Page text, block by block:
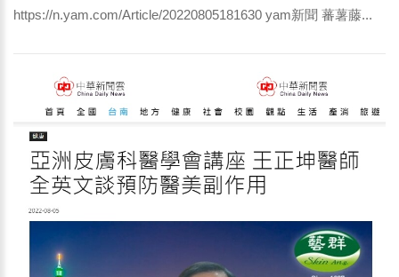
https://n.yam.com/Article/20220805181630 yam新聞 蕃薯藤...